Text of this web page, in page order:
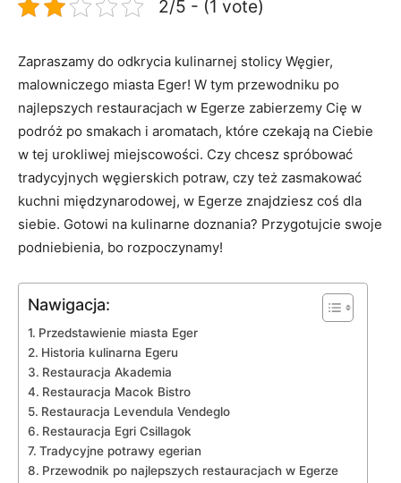
2/5 - (1 vote)
Zapraszamy do odkrycia⁣ kulinarnej stolicy Węgier,
malowniczego miasta Eger! W ‍tym‌ przewodniku po
najlepszych ‍restauracjach w Egerze zabierzemy Cię w‍
podróż po smakach i aromatach, które czekają na Ciebie
w ⁤tej urokliwej⁣ miejscowości. Czy‌ chcesz spróbować
tradycyjnych węgierskich potraw, czy też zasmakować
kuchni międzynarodowej, ⁤w Egerze ‌znajdziesz coś dla
siebie. Gotowi na kulinarne‌ doznania? Przygotujcie swoje
podniebienia, ⁢bo rozpoczynamy!
Nawigacja:
Przedstawienie ‌miasta Eger
Historia⁤ kulinarna Egeru
Restauracja Akademia
Restauracja Macok ​Bistro
Restauracja Levendula ⁣Vendeglo
Restauracja Egri​ Csillagok
Tradycyjne potrawy egerian
Przewodnik ​po najlepszych restauracjach w Egerze